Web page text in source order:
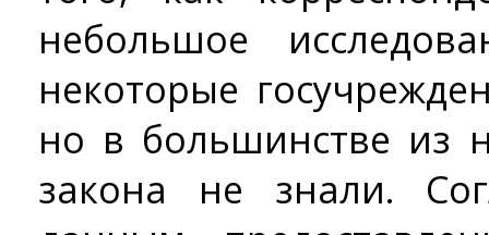
небольшое
некоторые
но в большинстве из
закона не знали.